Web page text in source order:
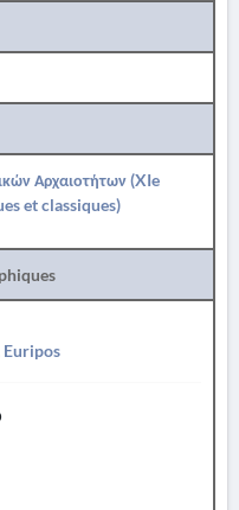
Αρχαιοτήτων (XIe
et classiques)
Euripos